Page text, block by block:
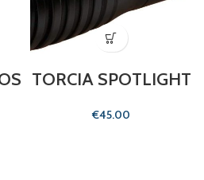
TORCIA SPOTLIGHT
€